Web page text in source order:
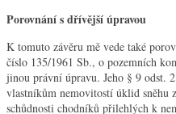
Porovnání s dřívější úpravou
K tomuto závěru mě vede také
číslo 135/1961 Sb., o pozemních
jinou právní úpravu. Jeho § 9 odst.
vlastníkům nemovitostí úklid sněhu
schůdnosti chodníků přilehlých k